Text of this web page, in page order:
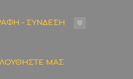
- ΣΥΝΔΕΣΗ
ΜΑΣ